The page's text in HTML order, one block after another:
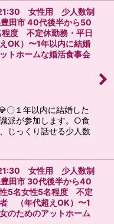
女性用 少人数制
田市 40代後半から50
度 不定休勤務・平日
OK）〜1年以内に結婚
トホームな婚活食事会
〇１年以内に結婚した
派が参加します。○食
じっくり話せる少人数
女性用 少人数制
田市 30代後半から40
5名女性5名程度 不定
（年代超えOK）〜1
のためのアットホーム